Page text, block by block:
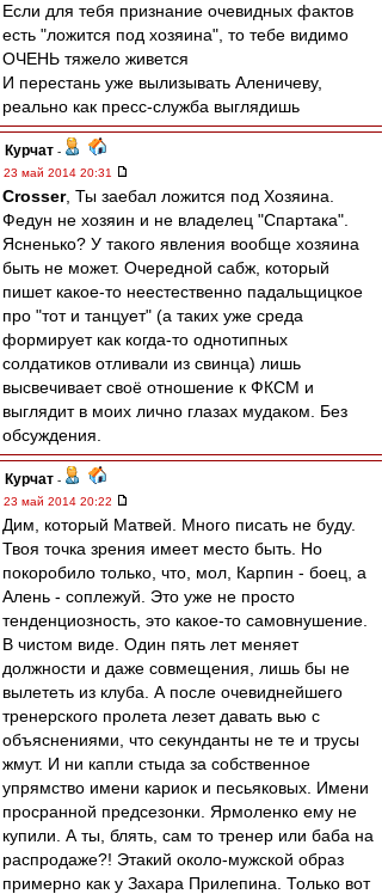
Если для тебя признание очевидных фактов
есть "ложится под хозяина", то тебе видимо
ОЧЕНЬ тяжело живется
И перестань уже вылизывать Аленичеву,
реально как пресс-служба выглядишь
Курчат -
23 май 2014 20:31
Crosser, Ты заебал ложится под Хозяина.
Федун не хозяин и не владелец "Спартака".
Ясненько? У такого явления вообще хозяина
быть не может. Очередной сабж, который
пишет какое-то неестественно падальщицкое
про "тот и танцует" (а таких уже среда
формирует как когда-то однотипных
солдатиков отливали из свинца) лишь
высвечивает своё отношение к ФКСМ и
выглядит в моих лично глазах мудаком. Без
обсуждения.
Курчат -
23 май 2014 20:22
Дим, который Матвей. Много писать не буду.
Твоя точка зрения имеет место быть. Но
покоробило только, что, мол, Карпин - боец, а
Алень - соплежуй. Это уже не просто
тенденциозность, это какое-то самовнушение.
В чистом виде. Один пять лет меняет
должности и даже совмещения, лишь бы не
вылететь из клуба. А после очевиднейшего
тренерского пролета лезет давать вью с
объяснениями, что секунданты не те и трусы
жмут. И ни капли стыда за собственное
упрямство имени кариок и песьяковых. Имени
просранной предсезонки. Ярмоленко ему не
купили. А ты, блять, сам то тренер или баба на
распродаже?! Этакий около-мужской образ
примерно как у Захара Прилепина. Только вот